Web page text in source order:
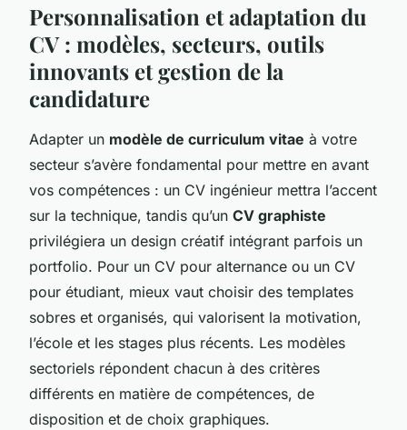
Personnalisation et adaptation du
CV : modèles, secteurs, outils
innovants et gestion de la
candidature
Adapter un modèle de curriculum vitae à votre
secteur s’avère fondamental pour mettre en avant
vos compétences : un CV ingénieur mettra l’accent
sur la technique, tandis qu’un CV graphiste
privilégiera un design créatif intégrant parfois un
portfolio. Pour un CV pour alternance ou un CV
pour étudiant, mieux vaut choisir des templates
sobres et organisés, qui valorisent la motivation,
l’école et les stages plus récents. Les modèles
sectoriels répondent chacun à des critères
différents en matière de compétences, de
disposition et de choix graphiques.